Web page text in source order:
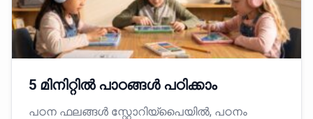
5 മിനിറ്റിൽ പാഠങ്ങൾ പഠിക്കാം
പഠന ഫലങ്ങൾ സ്റ്റോറിയ്പൈയിൽ, പഠനം